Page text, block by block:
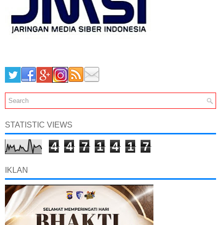
STATISTIC VIEWS
4 4 7 1 4 1 7
IKLAN